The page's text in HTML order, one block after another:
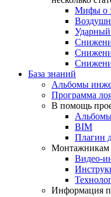
Мифы о
База знаний
Альбомы
Программа
В помощь
BIM
Плагин
Монтажникам
Видео-
Информация